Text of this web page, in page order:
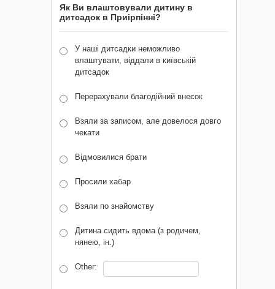
Як Ви влаштовували дитину в
дитсадок в Приірпінні?
У наші дитсадки неможливо
влаштувати, віддали в київській
дитсадок
Перерахували благодійний внесок
Взяли за записом, але довелося довго
чекати
Відмовилися брати
Просили хабар
Взяли по знайомству
Дитина сидить вдома (з родичем,
нянею, ін.)
Other: